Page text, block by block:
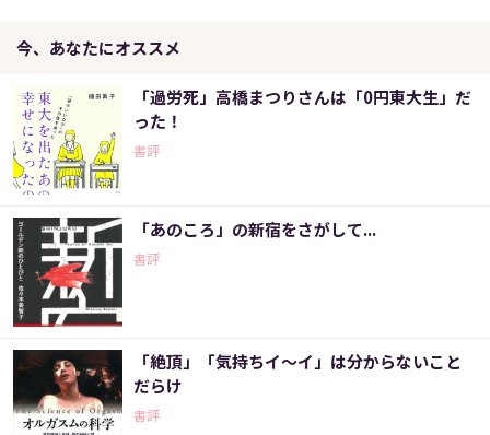
今、あなたにオススメ
「過労死」高橋まつりさんは「0円東大生」だ
った！
書評
「あのころ」の新宿をさがして...
書評
「絶頂」「気持ちイ～イ」は分からないこと
だらけ
書評